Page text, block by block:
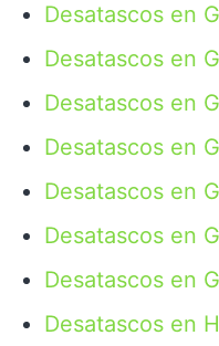
Desatascos en
Desatascos en
Desatascos en
Desatascos en
Desatascos en
Desatascos en
Desatascos en
Desatascos en